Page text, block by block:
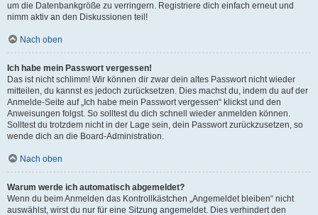
um die Datenbankgröße zu verringern. Registriere dich einfach erneut und
nimm aktiv an den Diskussionen teil!
Nach oben
Ich habe mein Passwort vergessen!
Das ist nicht schlimm! Wir können dir zwar dein altes Passwort nicht wieder
mitteilen, du kannst es jedoch zurücksetzen. Dies machst du, indem du auf der
Anmelde-Seite auf „Ich habe mein Passwort vergessen“ klickst und den
Anweisungen folgst. So solltest du dich schnell wieder anmelden können.
Solltest du trotzdem nicht in der Lage sein, dein Passwort zurückzusetzen, so
wende dich an die Board-Administration.
Nach oben
Warum werde ich automatisch abgemeldet?
Wenn du beim Anmelden das Kontrollkästchen „Angemeldet bleiben“ nicht
auswählst, wirst du nur für eine Sitzung angemeldet. Dies verhindert den